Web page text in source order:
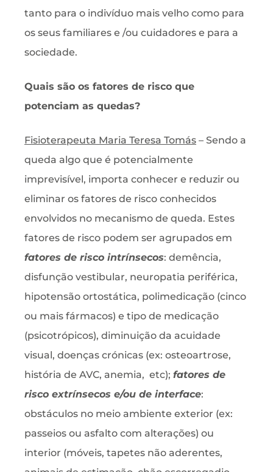
tanto para o indivíduo mais velho como para
os seus familiares e /ou cuidadores e para a
sociedade.
Quais são os fatores de risco que
potenciam as quedas?
Fisioterapeuta Maria Teresa Tomás – Sendo a
queda algo que é potencialmente
imprevisível, importa conhecer e reduzir ou
eliminar os fatores de risco conhecidos
envolvidos no mecanismo de queda. Estes
fatores de risco podem ser agrupados em
fatores de risco intrínsecos: demência,
disfunção vestibular, neuropatia periférica,
hipotensão ortostática, polimedicação (cinco
ou mais fármacos) e tipo de medicação
(psicotrópicos), diminuição da acuidade
visual, doenças crónicas (ex: osteoartrose,
história de AVC, anemia, etc); fatores de
risco extrínsecos e/ou de interface:
obstáculos no meio ambiente exterior (ex:
passeios ou asfalto com alterações) ou
interior (móveis, tapetes não aderentes,